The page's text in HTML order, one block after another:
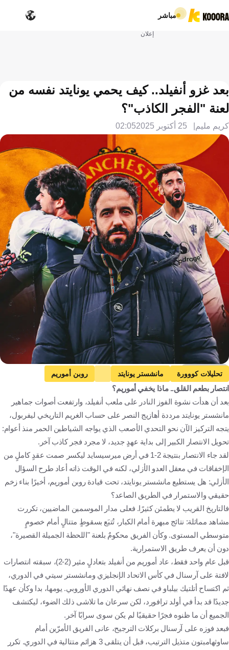
مباشر
إعلان
بعد غزو أنفيلد.. كيف يحمي يونايتد نفسه من
لعنة "الفجر الكاذب"؟
كريم مليم 25 أكتوبر 2025 02:05
Getty Images
تحليلات كووورة مانشستر يونايتد
روبن أموريم
الدوري الإنجليزي الممتاز
مانشستر يونايتد ضد برايتون
مقالات وتقارير
كرة قدم
انتصار بطعم القلق.. ماذا يخفي أموريم؟
بعد أن هدأت نشوة الفوز النادر على ملعب أنفيلد، وارتفعت أصوات جماهير
مانشستر يونايتد مرددة أهازيج النصر على حساب الغريم التاريخي ليفربول،
يتجه التركيز الآن نحو التحدي الأصعب الذي يواجه الشياطين الحمر منذ أعوام:
تحويل الانتصار الكبير إلى بداية عهدٍ جديد، لا مجرد فجر كاذب آخر.
لقد جاء الانتصار بنتيجة 2-1 في أرض ميرسيسايد ليكسر صمت عقدٍ كاملٍ من
الإخفاقات في معقل العدو الأزلي، لكنه في الوقت ذاته أعاد طرح السؤال
الأزلي: هل يستطيع مانشستر يونايتد، تحت قيادة روبن أموريم، أخيرًا بناء زخم
حقيقي والاستمرار في الطريق الصاعد؟
فالتاريخ القريب لا يطمئن كثيرًا. فعلى مدار الموسمين الماضيين، تكررت
مشاهد مماثلة: نتائج مبهرة أمام الكبار، تُتبَع بسقوطٍ متتالٍ أمام خصومٍ
متوسطي المستوى. وكأن الفريق محكومٌ بلعنة "اللحظة الجميلة القصيرة"،
دون أن يعرف طريق الاستمرارية.
قبل عام واحد فقط، عاد أموريم من أنفيلد بتعادلٍ مثير (2-2)، سبقته انتصارات
لافتة على آرسنال في كأس الاتحاد الإنجليزي ومانشستر سيتي في الدوري،
ثم اكتساح أتلتيك بيلباو في نصف نهائي الدوري الأوروبي. يومها، بدا وكأن عهدًا
جديدًا قد بدأ في أولد ترافورد، لكن سرعان ما تلاشى ذلك الضوء، ليكتشف
الجميع أن ما ظنوه فجرًا حقيقيًا لم يكن سوى سرابًا آخر.
فبعد فوزه على آرسنال بركلات الترجيح، عانى الفريق الأمرّين أمام
ساوثهامبتون متذيل الترتيب، قبل أن يتلقى 3 هزائم متتالية في الدوري. تكرر